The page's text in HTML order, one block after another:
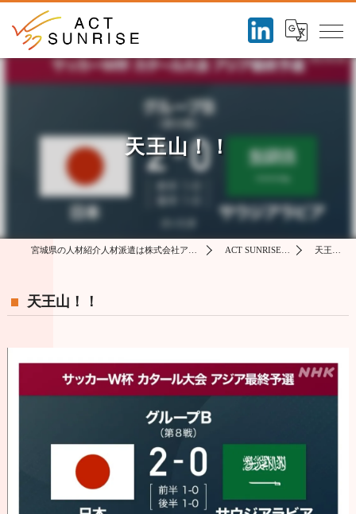
天王山！！
ACT SUNRISE コラム 天王山！！
天王山！！